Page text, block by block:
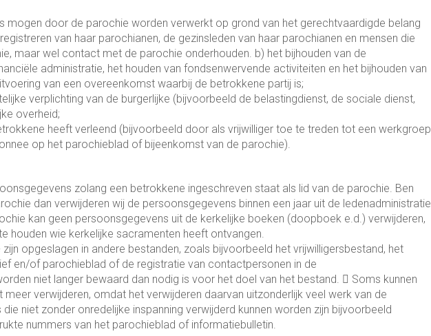
mogen door de parochie worden verwerkt op grond van het gerechtvaardigde belang
van haar parochianen, de gezinsleden van haar parochianen en mensen die
maar wel contact met de parochie onderhouden. b) het bijhouden van de
administratie, het houden van fondsenwervende activiteiten en het bijhouden van
van een overeenkomst waarbij de betrokkene partij is;
verplichting van de burgerlijke (bijvoorbeeld de belastingdienst, de sociale dienst,
overheid;
heeft verleend (bijvoorbeeld door als vrijwilliger toe te treden tot een werkgroep
op het parochieblad of bijeenkomst van de parochie).
zolang een betrokkene ingeschreven staat als lid van de parochie. Ben
dan verwijderen wij de persoonsgegevens binnen een jaar uit de ledenadministratie
kan geen persoonsgegevens uit de kerkelijke boeken (doopboek e.d.) verwijderen,
houden wie kerkelijke sacramenten heeft ontvangen.
opgeslagen in andere bestanden, zoals bijvoorbeeld het vrijwilligersbestand, het
en/of parochieblad of de registratie van contactpersonen in de
niet langer bewaard dan nodig is voor het doel van het bestand.  Soms kunnen
verwijderen, omdat het verwijderen daarvan uitzonderlijk veel werk van de
niet zonder onredelijke inspanning verwijderd kunnen worden zijn bijvoorbeeld
nummers van het parochieblad of informatiebulletin.